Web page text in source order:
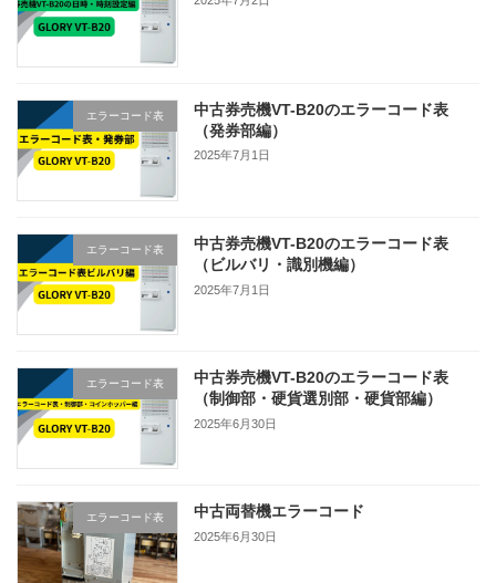
エラーコード表
中古券売機VT-B20のエラーコード表
（発券部編）
2025年7月1日
エラーコード表
中古券売機VT-B20のエラーコード表
（ビルバリ・識別機編）
2025年7月1日
エラーコード表
中古券売機VT-B20のエラーコード表
（制御部・硬貨選別部・硬貨部編）
2025年6月30日
エラーコード表 中古両替機エラーコード
2025年6月30日